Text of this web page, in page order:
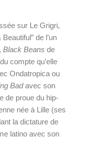
sur Le Grigri,
” de l’un
Black Beans de
compte qu’elle
Ondatropica ou
Bad avec son
de proue du hip-
née à Lille (ses
la dictature de
latino avec son